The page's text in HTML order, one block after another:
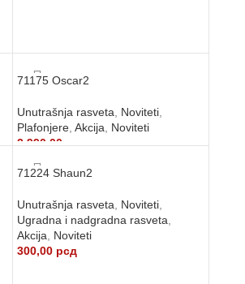
71175 Oscar2
Unutrašnja rasveta Noviteti
Plafonjere ,Akcija
Noviteti
2.990,00рсд
DODAJ U KORPU
71224 Shaun2
Unutrašnja rasveta Noviteti
Ugradna i nadgradna rasveta
Akcija
Noviteti
300,00 рсд